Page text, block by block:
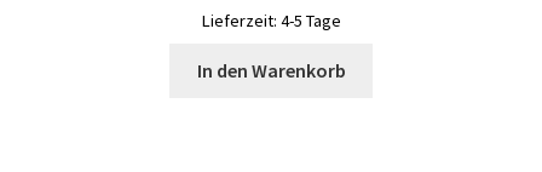
Lieferzeit: 4-5 Tage
In den Warenkorb